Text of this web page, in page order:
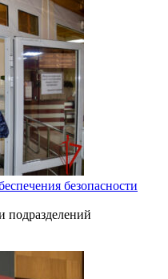
безопасности
подразделений